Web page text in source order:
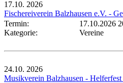
17.10. 2026
Fischereiverein Balzhausen e.V. -
Termin:
17.10.2026
Kategorie:
Vereine
24.10. 2026
Musikverein Balzhausen -